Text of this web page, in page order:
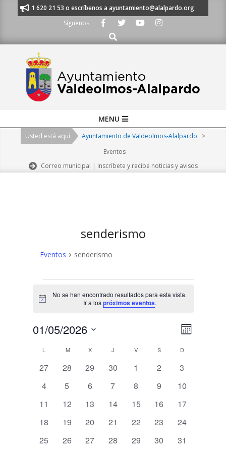
al 91 620 21 53 o escríbenos a ayuntamiento@alalpardo.org
Síguenos
Buscar
Navigation
MENU
Usted está aquí Ayuntamiento de Valdeolmos-Alalpardo
>
Eventos
Correo municipal | Inscríbete y recibe noticias y avisos
senderismo
Eventos senderismo
Aviso
No se han encontrado resultados para esta vista.
Ir a lospróximos eventos.
N
a
v
e
g
a
N
g
a
c
i
Mes
01/05/2026
la
fecha.
n
d
L LUNESM MARTES
X MIÉRCOLES
J JUEVES
V VIERNES
S SÁBADO
D
0
27
0
28
0
29
0
30
0
1
0
2
0
3
0
4
0
5
0
6
0
7
0
8
0
9
0
10
0
11
0
12
0
13
0
14
0
15
0
16
0
17
0
18
0
19
0
20
0
21
0
22
0
23
0
24
0
25
0
26
0
27
0
28
0
29
0
30
0
31